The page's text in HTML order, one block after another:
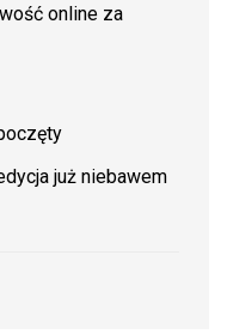
online za
już niebawem